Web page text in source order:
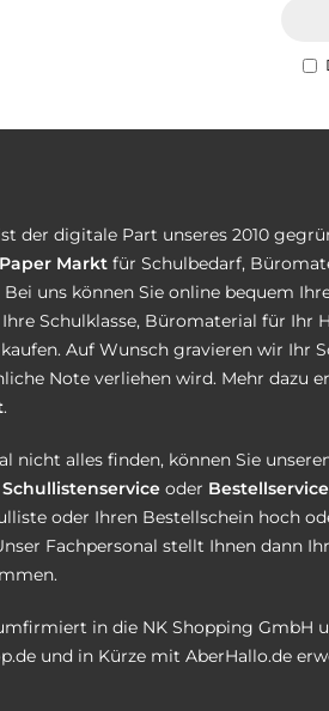
der digitale Part unseres 2010
Paper Markt für Schulbedarf,
uns können Sie online bequem
Ihre Schulklasse, Büromaterial für Ihr
Auf Wunsch gravieren wir Ihr
Note verliehen wird. Mehr dazu
.
nicht alles finden, können Sie
Schullistenservice oder Bestellservice
oder Ihren Bestellschein hoch
Fachpersonal stellt Ihnen dann
in die NK Shopping GmbH
und in Kürze mit AberHallo.de